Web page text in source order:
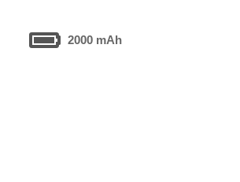
2000 mAh